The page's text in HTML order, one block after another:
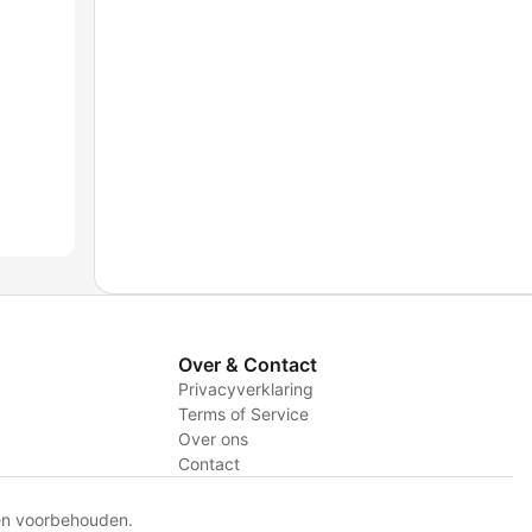
Over & Contact
Privacyverklaring
Terms of Service
Over ons
Contact
voorbehouden.